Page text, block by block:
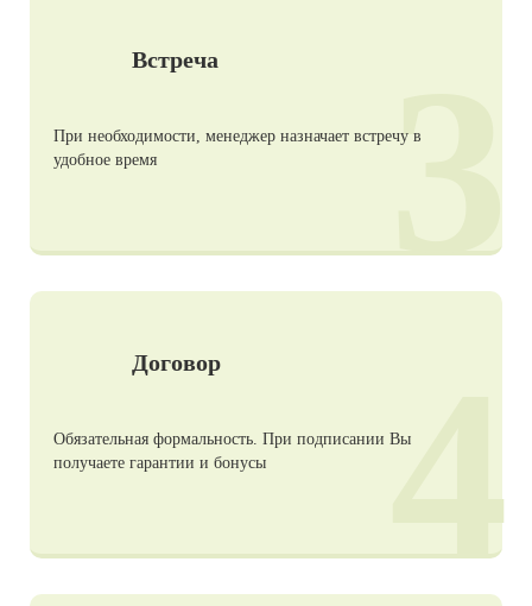
Встреча
При необходимости, менеджер назначает встречу в
удобное время
3
Договор
Обязательная формальность. При подписании Вы
получаете гарантии и бонусы
4